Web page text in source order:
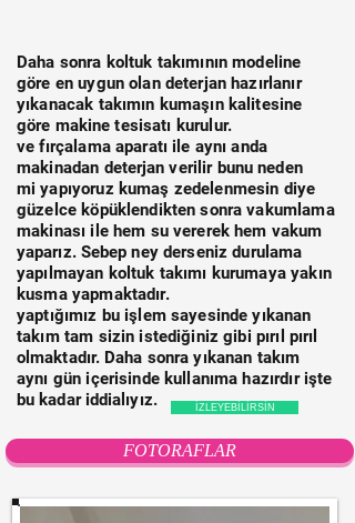
Daha sonra koltuk takımının modeline
göre en uygun olan deterjan hazırlanır
yıkanacak takımın kumaşın kalitesine
göre makine tesisatı kurulur.
ve fırçalama aparatı ile aynı anda
makinadan deterjan verilir bununeden
mi yapıyoruz kumaş zedelenmesin diye
güzelce köpüklendikten sonra vakumlama
makinası ile hem su vererek hem vakum
yaparız. Sebep ney derseniz durulama
yapılmayan koltuk takımı kurumaya yakın
kusma yapmaktadır.
yaptığımız bu işlem sayesinde yıkanan
takım tam sizin istediğiniz gibi pırıl pırıl
olmaktadır. Daha sonra yıkanan takım
aynı gün içerisinde kullanıma hazırdır işte
bu kadar iddialıyız. İZLEYEBİLİRSİN
FOTORAFLAR